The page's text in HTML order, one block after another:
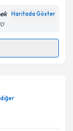
Aydınlatma
Haritada Göster
talebi
için bir
diğer